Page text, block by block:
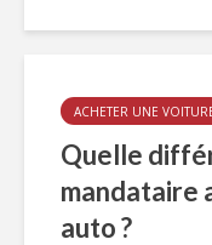
ACHETER UNE
Quelle
mandataire
auto ?